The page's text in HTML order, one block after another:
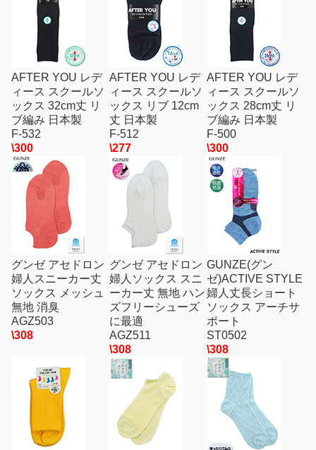
AFTER YOU レデ
ィース スクールソ
ックス 32cm丈 リ
ブ編み 日本製
F-532
\300
AFTER YOU レデ
ィース スクールソ
ックス リブ 12cm
丈 日本製
F-512
\277
AFTER YOU レデ
ィース スクールソ
ックス 28cm丈 リ
ブ編み 日本製
F-500
\300
グンゼ アセドロン
婦人スニーカー丈
ソックス メッシュ
無地 消臭
AGZ503
\308
グンゼ アセドロン
婦人ソックス スニ
ーカー丈 無地 ハン
ズフリーシューズ
に最適
AGZ511
\308
GUNZE(グン
ゼ)ACTIVE STYLE
婦人丈長ショート
ソックス アーチサ
ポート
ST0502
\308